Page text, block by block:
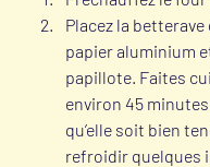
Placez la betterave
papier aluminium
papillote. Faites
environ 45 minutes
qu’elle soit bien
refroidir quelques